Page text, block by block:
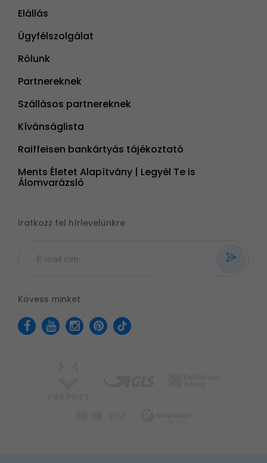
Elállás
Ügyfélszolgálat
Rólunk
Partnereknek
Szállásos partnereknek
Kívánságlista
Raiffeisen bankártyás tájékoztató
Ments Életet Alapítvány | Legyél Te is
Álomvarázsló
Iratkozz fel hírlevelünkre
Kövess minket